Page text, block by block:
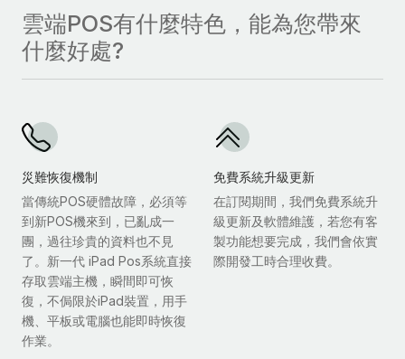
雲端POS有什麼特色，能為您帶來
什麼好處?
災難恢復機制
當傳統POS硬體故障，必須等
到新POS機來到，已亂成一
團，過往珍貴的資料也不見
了。新一代 iPad Pos系統直接
存取雲端主機，瞬間即可恢
復，不侷限於iPad裝置，用手
機、平板或電腦也能即時恢復
作業。
免費系統升級更新
在訂閱期間，我們免費系統升
級更新及軟體維護，若您有客
製功能想要完成，我們會依實
際開發工時合理收費。